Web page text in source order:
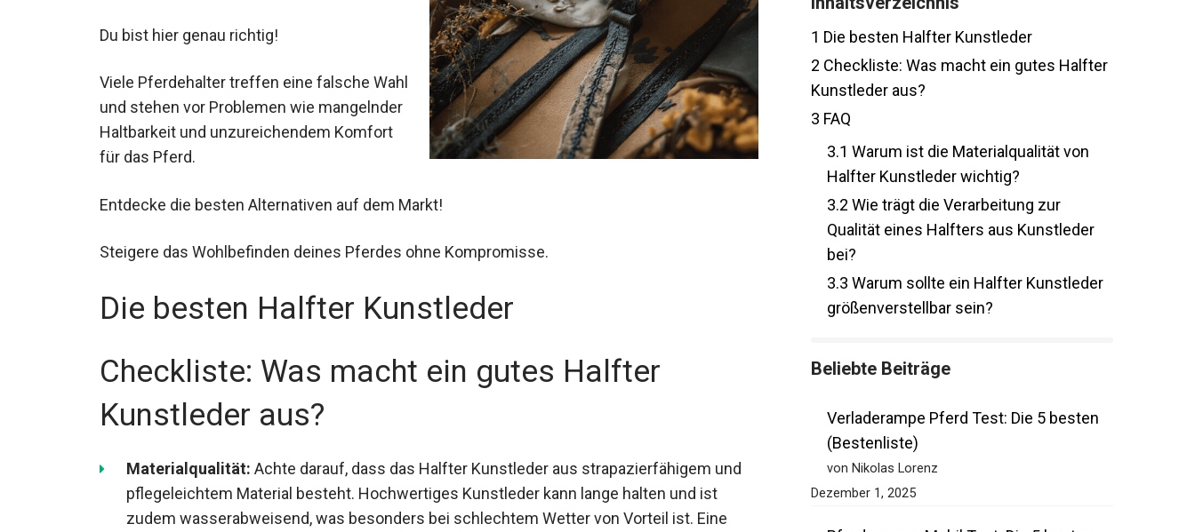
Du bist hier genau richtig!
Viele Pferdehalter treffen eine falsche Wahl
und stehen vor Problemen wie mangelnder
Haltbarkeit und unzureichendem Komfort
für das Pferd.
Entdecke die besten Alternativen auf dem Markt!
Steigere das Wohlbefinden deines Pferdes ohne Kompromisse.
Die besten Halfter Kunstleder
Checkliste: Was macht ein gutes Halfter
Kunstleder aus?
Materialqualität: Achte darauf, dass das Halfter Kunstleder aus strapazierfähigem und
pflegeleichtem Material besteht. Hochwertiges Kunstleder kann lange halten und ist
zudem wasserabweisend, was besonders bei schlechtem Wetter von Vorteil ist. Eine
Inhaltsverzeichnis
Die besten Halfter Kunstleder
Checkliste: Was macht ein gutes Halfter
Kunstleder aus?
FAQ
3.1Warum ist die Materialqualität von
Halfter Kunstleder wichtig?
3.2Wie trägt die Verarbeitung zur
Qualität eines Halfters aus Kunstleder
bei?
3.3Warum sollte ein Halfter Kunstleder
Verladerampe Pferd Test: Die 5 besten
(Bestenliste)
von Nikolas Lorenz